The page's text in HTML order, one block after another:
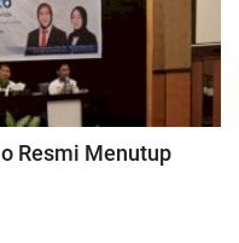
Resmi Menutup